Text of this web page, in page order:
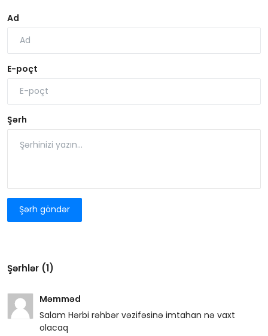
Ad
E-poçt
Şərh
Şərh göndər
Şərhlər (1)
Məmməd
Salam Hərbi rəhbər vəzifəsinə imtahan nə vaxt
olacaq